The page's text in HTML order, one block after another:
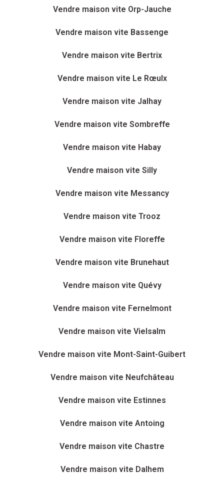
Vendre maison vite Orp-Jauche
Vendre maison vite Bassenge
Vendre maison vite Bertrix
Vendre maison vite Le Rœulx
Vendre maison vite Jalhay
Vendre maison vite Sombreffe
Vendre maison vite Habay
Vendre maison vite Silly
Vendre maison vite Messancy
Vendre maison vite Trooz
Vendre maison vite Floreffe
Vendre maison vite Brunehaut
Vendre maison vite Quévy
Vendre maison vite Fernelmont
Vendre maison vite Vielsalm
Vendre maison vite Mont-Saint-Guibert
Vendre maison vite Neufchâteau
Vendre maison vite Estinnes
Vendre maison vite Antoing
Vendre maison vite Chastre
Vendre maison vite Dalhem